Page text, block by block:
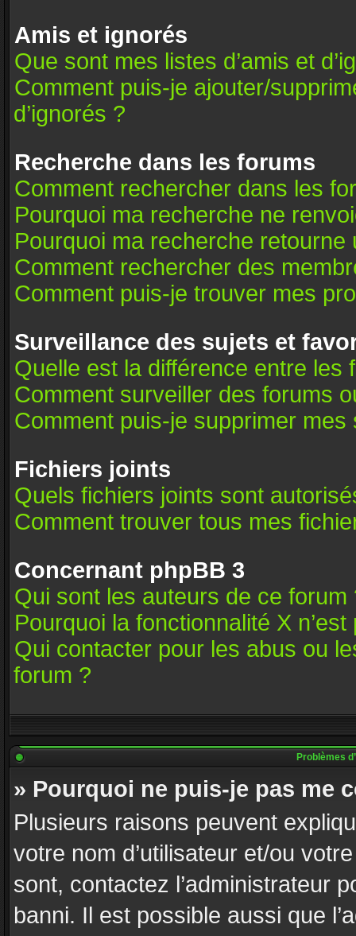
Amis et ignorés
Que sont mes listes d’amis et
Comment puis-je ajouter/
d’ignorés ?
Recherche dans les forums
Comment rechercher dans les
Pourquoi ma recherche ne
Pourquoi ma recherche retourne
Comment rechercher des
Comment puis-je trouver mes
Surveillance des sujets et
Quelle est la différence entre les
Comment surveiller des forums
Comment puis-je supprimer
Fichiers joints
Quels fichiers joints sont
Comment trouver tous mes
Concernant phpBB 3
Qui sont les auteurs de ce forum
Pourquoi la fonctionnalité X
Qui contacter pour les abus ou
forum ?
Problèmes
» Pourquoi ne puis-je pas me
Plusieurs raisons peuvent
votre nom d’utilisateur et/ou
sont, contactez l’administrateur
banni. Il est possible aussi que